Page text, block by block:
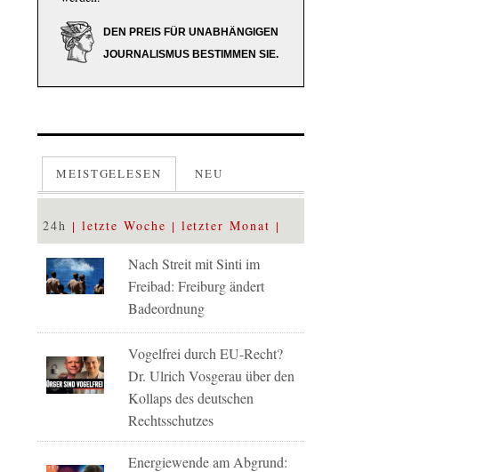
DEN PREIS FÜR UNABHÄNGIGEN
JOURNALISMUS BESTIMMEN SIE.
MEISTGELESEN NEU
24h letzte Woche letzter Monat
Nach Streit mit Sinti im
Freibad: Freiburg ändert
Badeordnung
Vogelfrei durch EU-Recht?
Dr. Ulrich Vosgerau über den
Kollaps des deutschen
Rechtsschutzes
Energiewende am Abgrund: